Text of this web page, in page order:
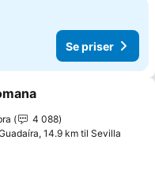
Se priser
i favoritter
4 088
14.9 km til Sevilla